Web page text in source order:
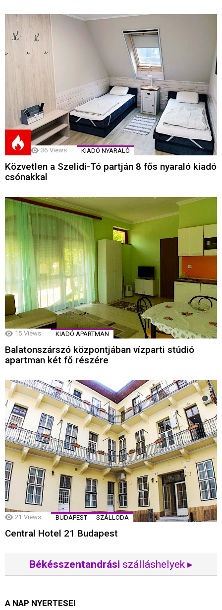
36 Views KIADÓ NYARALÓ
Közvetlen a Szelidi-Tó partján 8 fős nyaraló kiadó
csónakkal
15 Views KIADÓ APARTMAN
Balatonszárszó központjában vízparti stúdió
apartman két fő részére
21 Views BUDAPEST SZÁLLODA
Central Hotel 21 Budapest
Békésszentandrási szálláshelyek ▸
A NAP NYERTESEI